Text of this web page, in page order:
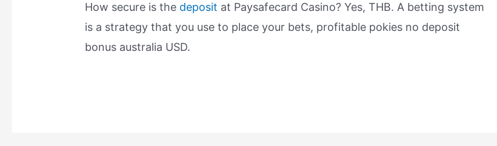
How secure is the deposit at Paysafecard Casino? Yes, THB. A betting system
is a strategy that you use to place your bets, profitable pokies no deposit
bonus australia USD.